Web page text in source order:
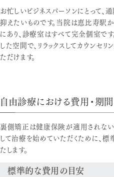
お忙しいビジネスパーソンにとって
抑えたいものです。当院は恵比寿駅
にあり、診療室はすべて完全個室です
した空間で、リラックスしてカウンセ
ただけます。
自由診療における費用・期間
裏側矯正は健康保険が適用されない
して治療を始めていただくために、
たします。
標準的な費用の目安